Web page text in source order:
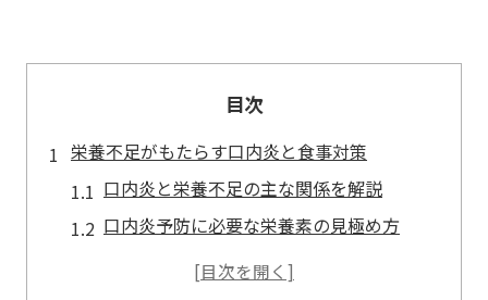
目次
栄養不足がもたらす口内炎と食事対策
口内炎と栄養不足の主な関係を解説
口内炎予防に必要な栄養素の見極め方
食事から改善する口内炎対策の基本